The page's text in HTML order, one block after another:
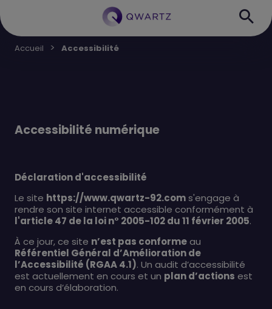
Accueil Accessibilité
Accessibilité numérique
Déclaration d'accessibilité
Le site https://www.qwartz-92.coms'engage à
rendre son site internet accessible conformément à
l'article 47 de la loi n° 2005-102 du 11 février 2005.
À ce jour, ce site n’est pas conformeau
Référentiel Général d’Amélioration de
l’Accessibilité (RGAA 4.1). Un audit d’accessibilité
est actuellement en cours et un plan d’actions est
en cours d’élaboration.